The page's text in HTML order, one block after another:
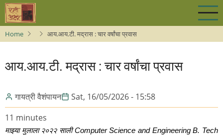
Skip
main
content
Home आय.आय.टी. मद्रास : चार वर्षांचा प्रवास
आय.आय.टी. मद्रास : चार वर्षांचा प्रवास
गायत्री वैशंपायन
Sat, 16/05/2026 - 15:58
11 minutes
माझ्या मुलाला २०२२ साली Computer Science and Engineering B. Tech